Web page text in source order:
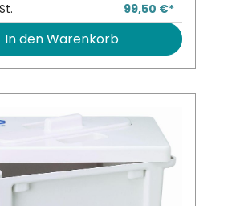
99,50 €*
In den Warenkorb